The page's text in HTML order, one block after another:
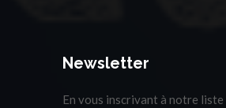
Newsletter
En vous inscrivant à notre